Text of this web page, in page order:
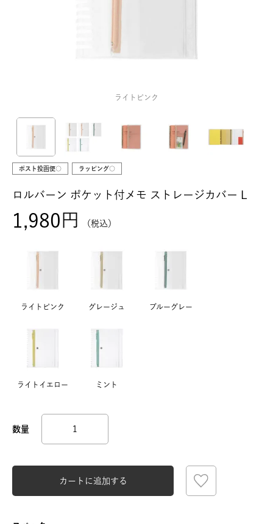
ライトピンク
ポスト投函便○ ラッピング○
ロルバーン ポケット付メモ ストレージカバー L
1,980 税込
ライトピンク グレージュ ブルーグレー
ライトイエロー ミント
カートに追加する